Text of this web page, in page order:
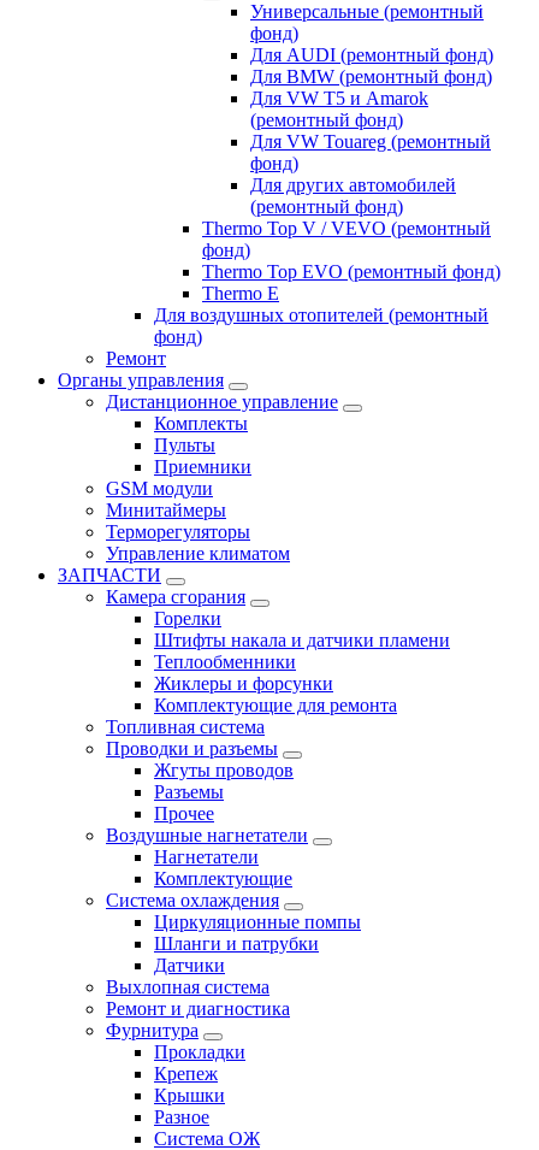
Универсальные (ремонтный
фонд)
Для AUDI (ремонтный фонд)
Для BMW (ремонтный фонд)
Для VW T5 и Amarok
(ремонтный фонд)
Для VW Touareg (ремонтный
фонд)
Для других автомобилей
(ремонтный фонд)
Thermo Top V / VEVO (ремонтный
фонд)
Thermo Top EVO (ремонтный фонд)
Thermo E
Для воздушных отопителей (ремонтный
фонд)
Ремонт
Органы управления
Дистанционное управление
Комплекты
Пульты
Приемники
GSM модули
Минитаймеры
Терморегуляторы
Управление климатом
ЗАПЧАСТИ
Камера сгорания
Горелки
Штифты накала и датчики пламени
Теплообменники
Жиклеры и форсунки
Комплектующие для ремонта
Топливная система
Проводки и разъемы
Жгуты проводов
Разъемы
Прочее
Воздушные нагнетатели
Нагнетатели
Комплектующие
Система охлаждения
Циркуляционные помпы
Шланги и патрубки
Датчики
Выхлопная система
Ремонт и диагностика
Фурнитура
Прокладки
Крепеж
Крышки
Разное
Система ОЖ